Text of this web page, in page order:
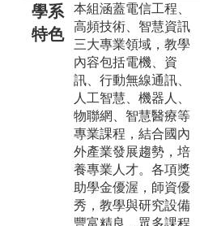
學系
特色
本組涵蓋電信工程、
高頻技術、智慧資訊
三大專業領域，教學
內容包括電機、資
訊、行動無線通訊、
人工智慧、機器人、
物聯網、智慧醫療等
專業課程，結合國內
外產業發展趨勢，培
養專業人才。各項獎
助學金優渥，師資優
秀，教學與研究設備
豐富精良，眾多課程